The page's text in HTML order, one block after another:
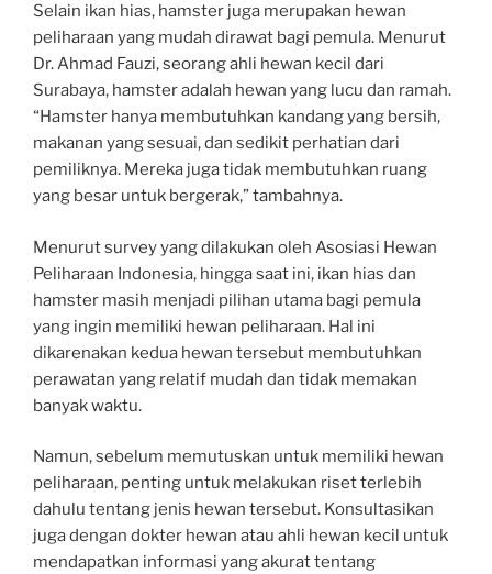
Selain ikan hias, hamster juga merupakan hewan
peliharaan yang mudah dirawat bagi pemula. Menurut
Dr. Ahmad Fauzi, seorang ahli hewan kecil dari
Surabaya, hamster adalah hewan yang lucu dan ramah.
“Hamster hanya membutuhkan kandang yang bersih,
makanan yang sesuai, dan sedikit perhatian dari
pemiliknya. Mereka juga tidak membutuhkan ruang
yang besar untuk bergerak,” tambahnya.
Menurut survey yang dilakukan oleh Asosiasi Hewan
Peliharaan Indonesia, hingga saat ini, ikan hias dan
hamster masih menjadi pilihan utama bagi pemula
yang ingin memiliki hewan peliharaan. Hal ini
dikarenakan kedua hewan tersebut membutuhkan
perawatan yang relatif mudah dan tidak memakan
banyak waktu.
Namun, sebelum memutuskan untuk memiliki hewan
peliharaan, penting untuk melakukan riset terlebih
dahulu tentang jenis hewan tersebut. Konsultasikan
juga dengan dokter hewan atau ahli hewan kecil untuk
mendapatkan informasi yang akurat tentang